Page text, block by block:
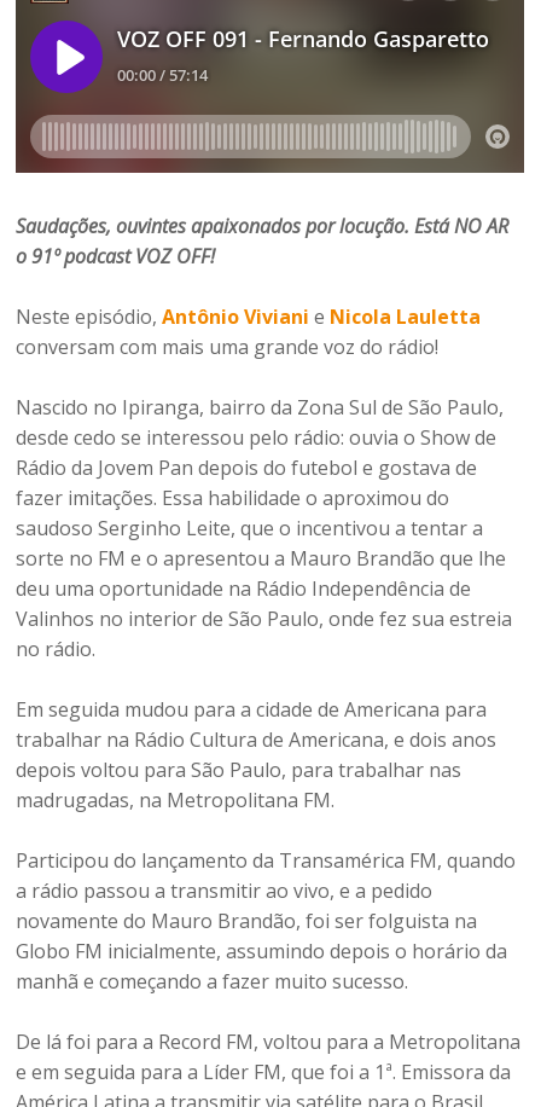
Saudações, ouvintes apaixonados por locução. Está NO AR
o91º podcast VOZ OFF!
Neste episódio,Antônio Viviani e Nicola Lauletta
conversam com mais uma grande voz do rádio!
Nascido no Ipiranga, bairro da Zona Sul de São Paulo,
desde cedo se interessou pelo rádio: ouvia o Show de
Rádio da Jovem Pan depois do futebol e gostava de
fazer imitações. Essa habilidade o aproximou do
saudoso Serginho Leite, que o incentivou a tentar a
sorte no FM e o apresentou a Mauro Brandão que lhe
deu uma oportunidade na Rádio Independência de
Valinhos no interior de São Paulo, onde fez sua estreia
no rádio.
Em seguida mudou para a cidade de Americana para
trabalhar na Rádio Cultura de Americana, e dois anos
depois voltou para São Paulo, para trabalhar nas
madrugadas, na Metropolitana FM.
Participou do lançamento da Transamérica FM, quando
a rádio passou a transmitir ao vivo, e a pedido
novamente do Mauro Brandão, foi ser folguista na
Globo FM inicialmente, assumindo depois o horário da
manhã e começando a fazer muito sucesso.
De lá foi para a Record FM, voltou para a Metropolitana
e em seguida para a Líder FM, que foi a 1ª. Emissora da